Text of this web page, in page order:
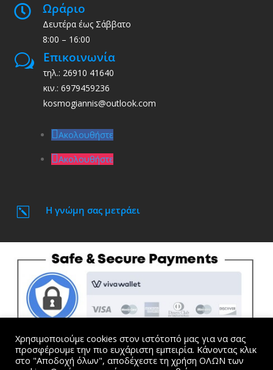
 Ωράριο
Δευτέρα έως Σάββατο
8:00 – 16:00
w Επικοινωνία
τηλ.: 26910 41640
κιν.: 6979459236
kosmogiannis@outlook.com
Ακολουθήστε
Ακολουθήστε
k Η γνώμη σας μετράει
Χρησιμοποιούμε cookies στον ιστότοπό μας για να σας
προσφέρουμε την πιο ευχάριστη εμπειρία. Κάνοντας κλικ
στο "Αποδοχή όλων", αποδέχεστε τη χρήση ΟΛΩΝ των